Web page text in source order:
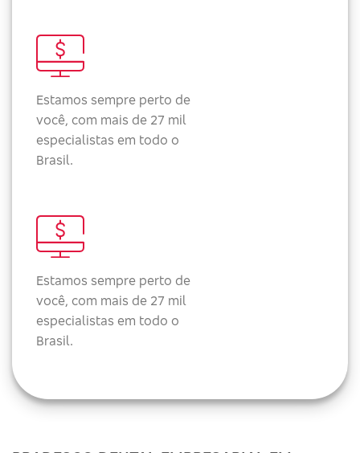
Estamos sempre perto de
você, com mais de 27 mil
especialistas em todo o
Brasil.
Estamos sempre perto de
você, com mais de 27 mil
especialistas em todo o
Brasil.